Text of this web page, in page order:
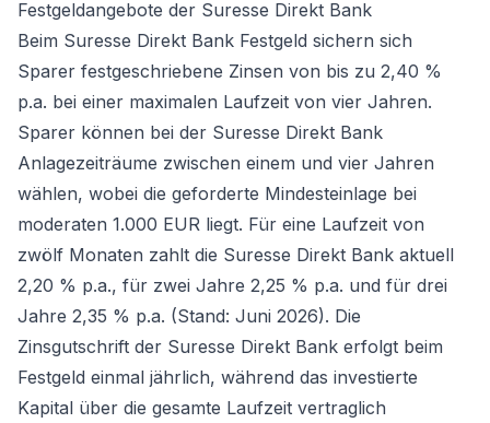
Festgeldangebote der Suresse Direkt Bank
Beim Suresse Direkt Bank Festgeld sichern sich
Sparer festgeschriebene Zinsen von bis zu 2,40 %
p.a. bei einer maximalen Laufzeit von vier Jahren.
Sparer können bei der Suresse Direkt Bank
Anlagezeiträume zwischen einem und vier Jahren
wählen, wobei die geforderte Mindesteinlage bei
moderaten 1.000 EUR liegt. Für eine Laufzeit von
zwölf Monaten zahlt die Suresse Direkt Bank aktuell
2,20 % p.a., für zwei Jahre 2,25 % p.a. und für drei
Jahre 2,35 % p.a. (Stand: Juni 2026). Die
Zinsgutschrift der Suresse Direkt Bank erfolgt beim
Festgeld einmal jährlich, während das investierte
Kapital über die gesamte Laufzeit vertraglich